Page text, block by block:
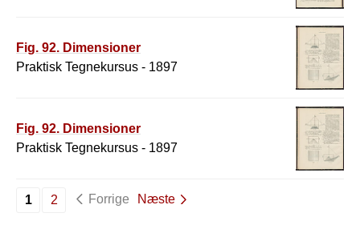
Fig. 92. Dimensioner
Praktisk Tegnekursus - 1897
Fig. 92. Dimensioner
Praktisk Tegnekursus - 1897
1 2 Forrige Næste